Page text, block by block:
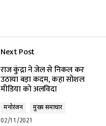
Next Post
राज कुंद्रा ने जेल से निकल कर
उठाया बड़ा कदम, कहा सोशल
मीडिया को अलविदा
मनोरंजन
मुख्य समाचार
02/11/2021